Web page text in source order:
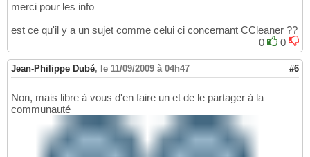
merci pour les info
est ce qu'il y a un sujet comme celui ci concernant CCleaner ??
0
0
Jean-Philippe Dubé, le 11/09/2009 à 04h47 #6
Non, mais libre à vous d'en faire un et de le partager à la
communauté